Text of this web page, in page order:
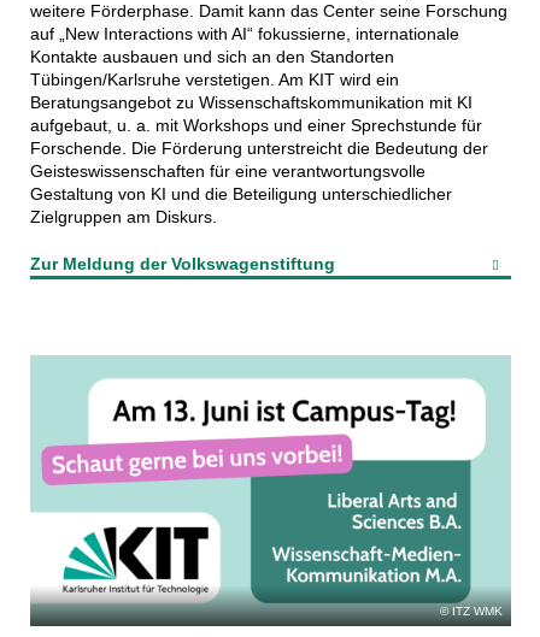
weitere Förderphase. Damit kann das Center seine Forschung
auf „New Interactions with AI“ fokussierne, internationale
Kontakte ausbauen und sich an den Standorten
Tübingen/Karlsruhe verstetigen. Am KIT wird ein
Beratungsangebot zu Wissenschaftskommunikation mit KI
aufgebaut, u. a. mit Workshops und einer Sprechstunde für
Forschende. Die Förderung unterstreicht die Bedeutung der
Geisteswissenschaften für eine verantwortungsvolle
Gestaltung von KI und die Beteiligung unterschiedlicher
Zielgruppen am Diskurs.
Zur Meldung der Volkswagenstiftung
ITZ WMK